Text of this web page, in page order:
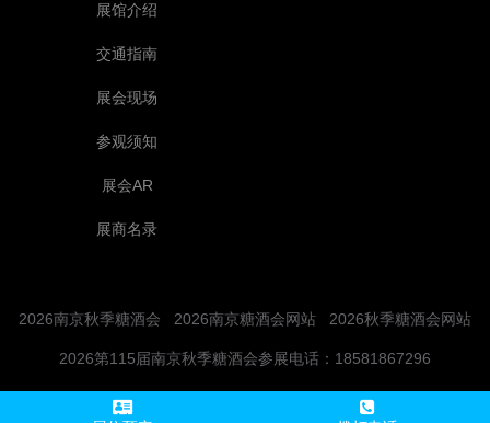
展馆介绍
交通指南
展会现场
参观须知
展会AR
展商名录
2026南京秋季糖酒会 2026南京糖酒会网站 2026秋季糖酒会网站
2026第115届南京秋季糖酒会参展电话：18581867296